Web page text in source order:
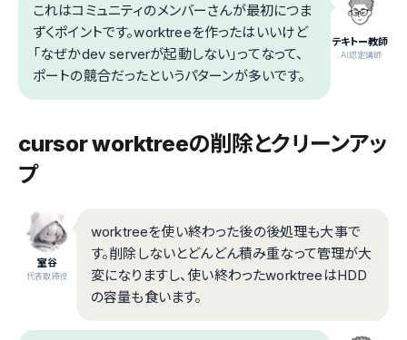
テキトー教師
.AI認定講師
これはコミュニティのメンバーさんが最初につま
ずくポイントです。worktreeを作ったはいいけど
「なぜかdev serverが起動しない」ってなって、
ポートの競合だったというパターンが多いです。
cursor worktreeの削除とクリーンアッ
プ
室谷
代表取締役
worktreeを使い終わった後の後処理も大事で
す。削除しないとどんどん積み重なって管理が大
変になりますし、使い終わったworktreeはHDD
の容量も食います。